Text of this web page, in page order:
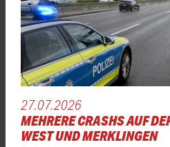
27.07.2026
MEHRERE CRASHS AUF
WEST UND MERKLINGEN